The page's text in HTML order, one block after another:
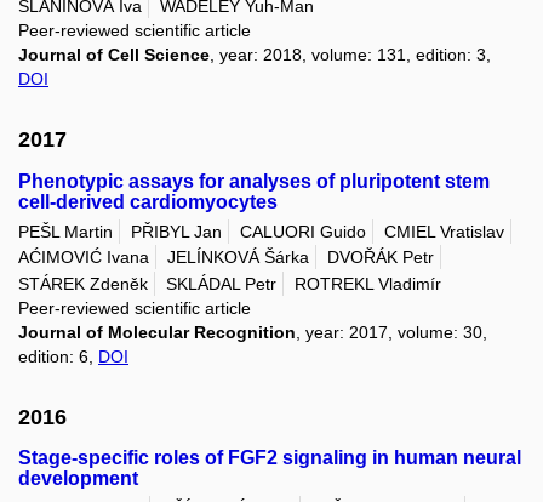
SLANINOVÁ Iva
WADELEY Yuh-Man
Peer-reviewed scientific article
Journal of Cell Science, year: 2018, volume: 131, edition: 3,
DOI
2017
Phenotypic assays for analyses of pluripotent stem
cell-derived cardiomyocytes
PEŠL Martin PŘIBYL Jan CALUORI Guido
CMIEL Vratislav
AĆIMOVIĆ Ivana
JELÍNKOVÁ Šárka
DVOŘÁK Petr
STÁREK Zdeněk
SKLÁDAL Petr
ROTREKL Vladimír
Peer-reviewed scientific article
Journal of Molecular Recognition , year: 2017, volume: 30,
edition: 6, DOI
2016
Stage-specific roles of FGF2 signaling in human neural
development